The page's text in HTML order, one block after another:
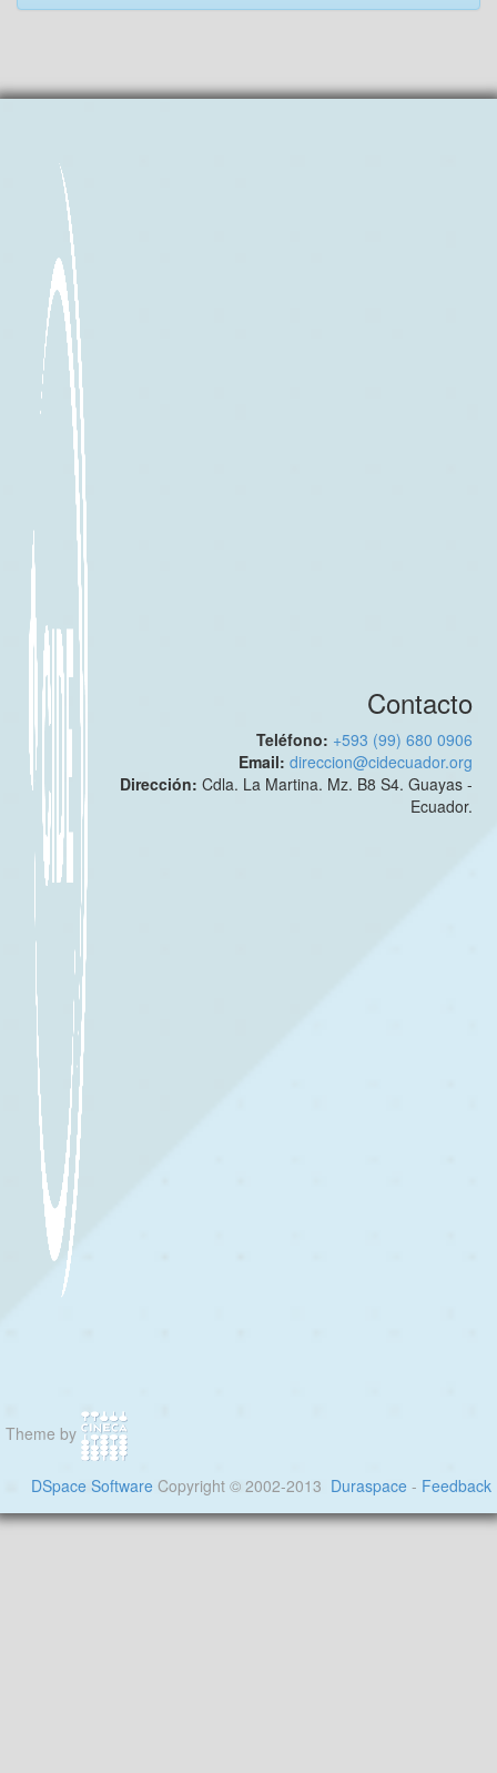
Contacto
Teléfono: +593 (99) 680 0906
Email:direccion@cidecuador.org
Dirección:Cdla. La Martina. Mz. B8 S4. Guayas -
Ecuador.
Theme by
DSpace Software Copyright © 2002-2013 Duraspace - Feedback